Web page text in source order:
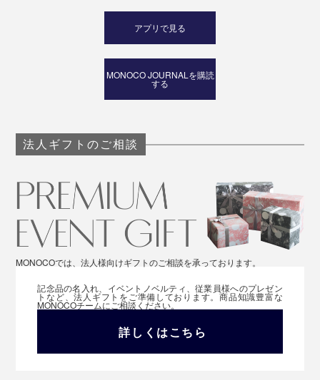
アプリで見る
MONOCO JOURNALを購読
する
法人ギフトのご相談
MONOCOでは、法人様向けギフトのご相談を承っております。
記念品の名入れ、イベントノベルティ、従業員様へのプレゼン
トなど、法人ギフトをご準備しております。商品知識豊富な
MONOCOチームにご相談ください。
詳しくはこちら